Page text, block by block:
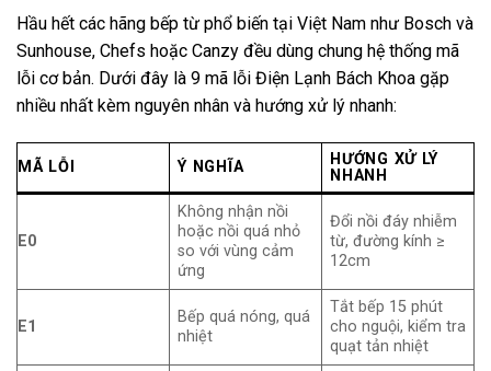
Hầu hết các hãng bếp từ phổ biến tại Việt Nam như Bosch và
Sunhouse, Chefs hoặc Canzy đều dùng chung hệ thống mã
lỗi cơ bản. Dưới đây là 9 mã lỗi Điện Lạnh Bách Khoa gặp
nhiều nhất kèm nguyên nhân và hướng xử lý nhanh:
MÃ LỖI Ý NGHĨA
HƯỚNG XỬ LÝ
NHANH
E0
Không nhận nồi
hoặc nồi quá nhỏ
so với vùng cảm
ứng
Đổi nồi đáy nhiễm
từ, đường kính ≥
12cm
E1
Bếp quá nóng, quá
nhiệt
Tắt bếp 15 phút
cho nguội, kiểm tra
quạt tản nhiệt